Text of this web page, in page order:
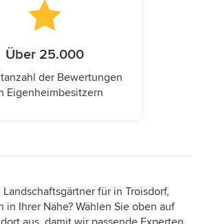
Über 25.000
der Bewertungen
Eigenheimbesitzern
für in Troisdorf,
in Ihrer Nähe? Wählen Sie oben auf